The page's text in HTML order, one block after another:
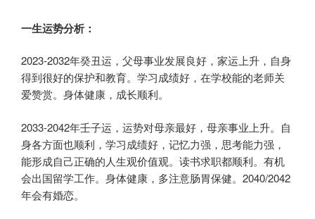
一生运势分析：
2023-2032年癸丑运，父母事业发展良好，家运上升，自身
得到很好的保护和教育。学习成绩好，在学校能的老师关
爱赞赏。身体健康，成长顺利。
2033-2042年壬子运，运势对母亲最好，母亲事业上升。自
身各方面也顺利，学习成绩好，记忆力强，思考能力强，
能形成自己正确的人生观价值观。读书求职都顺利。有机
会出国留学工作。身体健康，多注意肠胃保健。2040/2042
年会有婚恋。